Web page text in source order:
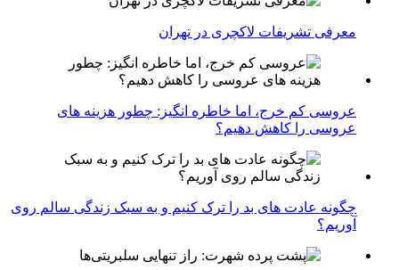
معرفی تشریفات لاکچری در تهران
عروسی کم خرج، اما خاطره انگیز: چطور هزینه های
عروسی را کاهش دهیم؟
چگونه عادت‌ های بد را ترک کنیم و به سبک زندگی سالم روی
آوریم؟